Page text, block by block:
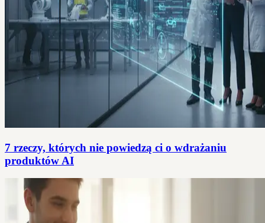
7 rzeczy, których nie powiedzą ci o wdrażaniu
produktów AI